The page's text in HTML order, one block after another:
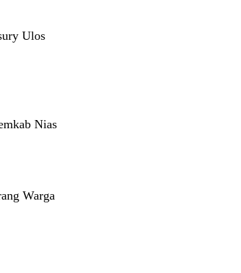
Ulos
Nias
Warga